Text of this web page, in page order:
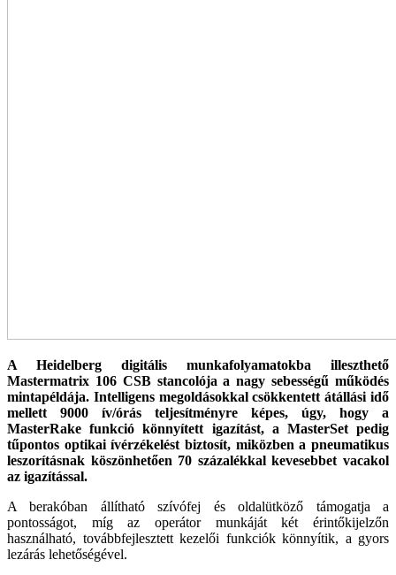
A Heidelberg digitális munkafolyamatokba illeszthető
Mastermatrix 106 CSB stancolója a nagy sebességű működés
mintapéldája. Intelligens megoldásokkal csökkentett átállási idő
mellett 9000 ív/órás teljesítményre képes, úgy, hogy a
MasterRake funkció könnyített igazítást, a MasterSet pedig
tűpontos optikai ívérzékelést biztosít, miközben a pneumatikus
leszorításnak köszönhetően 70 százalékkal kevesebbet vacakol
az igazítással.
A berakóban állítható szívófej és oldalütköző támogatja a
pontosságot, míg az operátor munkáját két érintőkijelzőn
használható, továbbfejlesztett kezelői funkciók könnyítik, a gyors
lezárás lehetőségével.